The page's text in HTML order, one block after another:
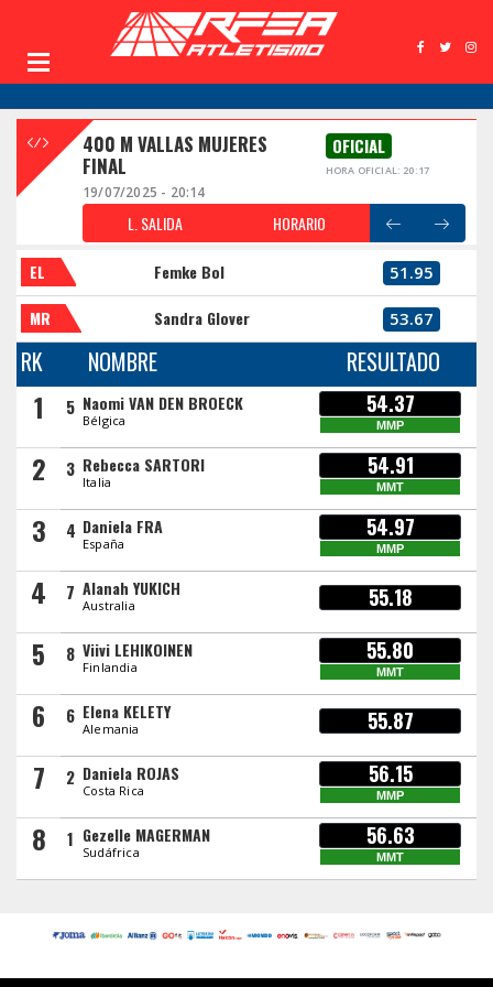
400 M VALLAS MUJERES
FINAL
OFICIAL
HORA OFICIAL: 20:17
19/07/2025 - 20:14
L. SALIDA HORARIO
EL Femke Bol 51.95
MR Sandra Glover 53.67
RK NOMBRE RESULTADO
1 5 Naomi VAN DEN BROECK
Bélgica
54.37
MMP
2 3 Rebecca SARTORI
Italia
54.91
MMT
3 4 Daniela FRA
España
54.97
MMP
4 7 Alanah YUKICH
Australia 55.18
5 8 Viivi LEHIKOINEN
Finlandia
55.80
MMT
6 6 Elena KELETY
Alemania 55.87
7 2 Daniela ROJAS
Costa Rica
56.15
MMP
8 1 Gezelle MAGERMAN
Sudáfrica
56.63
MMT